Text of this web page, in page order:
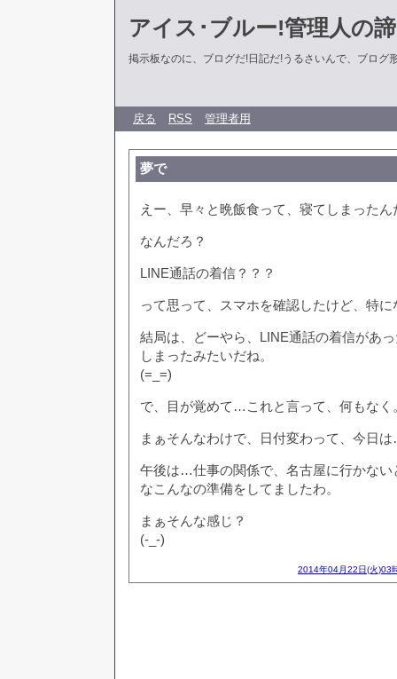
アイス･ブルー!管理人の
掲示板なのに、ブログだ!日記だ!うるさいんで、ブログ
戻る RSS 管理者用
夢で
えー、早々と晩飯食って、寝てしまったん
なんだろ？
LINE通話の着信？？？
って思って、スマホを確認したけど、特
結局は、どーやら、LINE通話の着信があ
しまったみたいだね。
(=_=)
で、目が覚めて…これと言って、何もなく
まぁそんなわけで、日付変わって、今日
午後は…仕事の関係で、名古屋に行かない
なこんなの準備をしてましたわ。
まぁそんな感じ？
(-_-)
2014年04月22日(火)03